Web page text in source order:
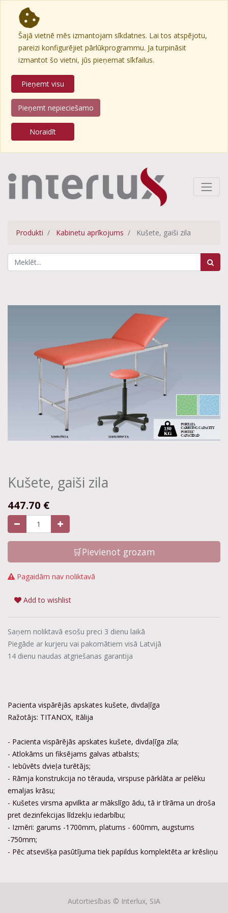
Šajā vietnē mēs izmantojam sīkdatnes. Lai tos atspējotu,
pareizi konfigurējiet pārlūkprogrammu. Ja turpināsit
izmantot šo vietni, jūs pieņemat sīkfailus.
Pieņemt visu
Pieņemt nepieciešamo
Noraidīt
Produkti Kabinetu aprīkojums Kušete, gaiši zila
Kušete, gaiši zila
447.70 €
🛒Pievienot grozam
Pagaidām nav noliktavā
Add to wishlist
Saņem noliktavā esošu preci 3 dienu laikā
Piegāde ar kurjeru vai pakomātiem visā Latvijā
14 dienu naudas atgriešanas garantija
Pacienta vispārējās apskates kušete, divdaļīga
Ražotājs: TITANOX, Itālija
- Pacienta vispārējās apskates kušete, divdaļīga zila;
- Atlokāms un fiksējams galvas atbalsts;
- Iebūvēts dvieļa turētājs;
- Rāmja konstrukcija no tērauda, virspuse pārklāta ar pelēku
emaljas krāsu;
- Kušetes virsma apvilkta ar mākslīgo ādu, tā ir tīrāma un droša
pret dezinfekcijas līdzekļu iedarbību;
- Izmēri: garums -1700mm, platums - 600mm, augstums
-750mm;
- Pēc atsevišķa pasūtījuma tiek papildus komplektēta ar krēsliņu
Autortiesības © Interlux, SIA